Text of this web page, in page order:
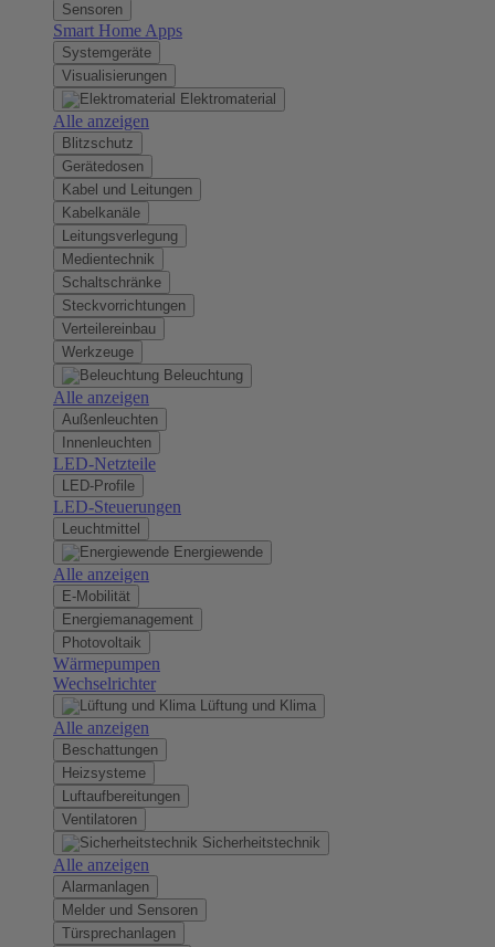
Sensoren
Smart Home Apps
Systemgeräte
Visualisierungen
Elektromaterial
Alle anzeigen
Blitzschutz
Gerätedosen
Kabel und Leitungen
Kabelkanäle
Leitungsverlegung
Medientechnik
Schaltschränke
Steckvorrichtungen
Verteilereinbau
Werkzeuge
Beleuchtung
Alle anzeigen
Außenleuchten
Innenleuchten
LED-Netzteile
LED-Profile
LED-Steuerungen
Leuchtmittel
Energiewende
Alle anzeigen
E-Mobilität
Energiemanagement
Photovoltaik
Wärmepumpen
Wechselrichter
Lüftung und Klima
Alle anzeigen
Beschattungen
Heizsysteme
Luftaufbereitungen
Ventilatoren
Sicherheitstechnik
Alle anzeigen
Alarmanlagen
Melder und Sensoren
Türsprechanlagen